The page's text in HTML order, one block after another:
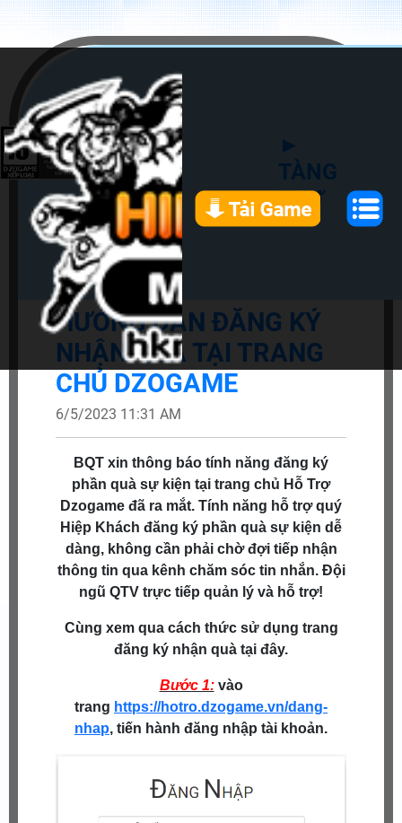
►
TÀNG
THƯ
HƯỚNG DẪN ĐĂNG KÝ
NHẬN QUÀ TẠI TRANG
CHỦ DZOGAME
6/5/2023 11:31 AM
BQT xin thông báo tính năng đăng ký
phần quà sự kiện tại trang chủ Hỗ Trợ
Dzogame đã ra mắt. Tính năng hỗ trợ quý
Hiệp Khách đăng ký phần quà sự kiện dễ
dàng, không cần phải chờ đợi tiếp nhận
thông tin qua kênh chăm sóc tin nhắn. Đội
ngũ QTV trực tiếp quản lý và hỗ trợ!
Cùng xem qua cách thức sử dụng trang
đăng ký nhận quà tại đây.
Bước 1:vào
trang https://hotro.dzogame.vn/dang-
nhap, tiến hành đăng nhập tài khoản.